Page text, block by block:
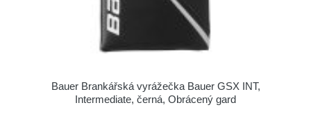
Bauer Brankářská vyrážečka Bauer GSX INT,
Intermediate, černá, Obrácený gard